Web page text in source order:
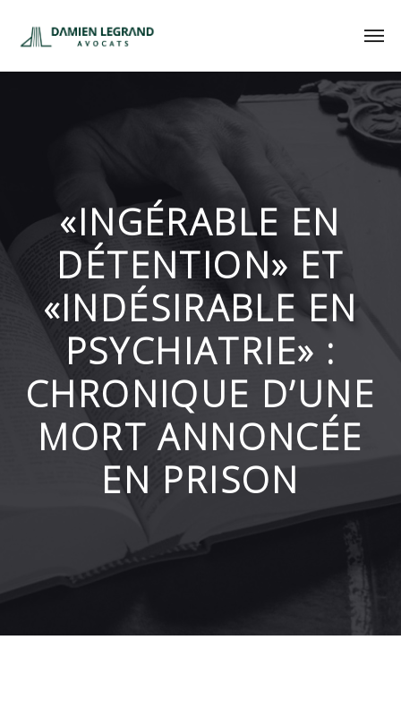
«INGÉRABLE EN
DÉTENTION» ET
«INDÉSIRABLE EN
PSYCHIATRIE» :
CHRONIQUE D’UNE
MORT ANNONCÉE
EN PRISON